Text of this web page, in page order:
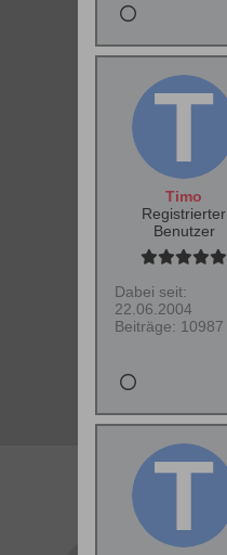
Timo
Registrierter
Benutzer
Dabei seit:
22.06.2004
Beiträge: 10987